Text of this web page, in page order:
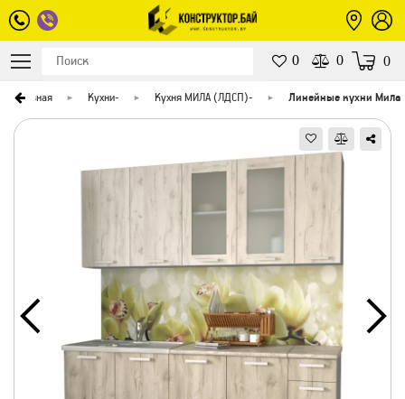
0 0 0
Главная Кухни- Кухня МИЛА (ЛДСП)- Линейные кухни Мила